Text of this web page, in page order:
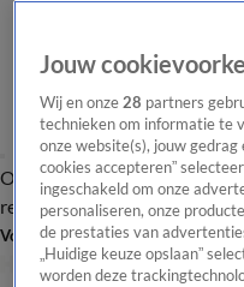
Overzicht Laatste nieuws
redactie
Volg Hart van Nederland
Jouw
Wij en onze28 partners
technieken om informatie te
onze website(s), jouw gedrag
cookies accepteren”
ingeschakeld om onze
personaliseren, onze
de prestaties van
„Huidige keuze opslaan”
worden deze